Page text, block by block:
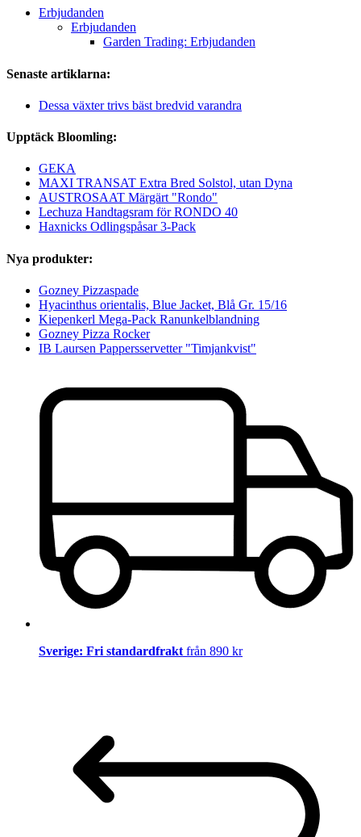
Erbjudanden
Erbjudanden
Garden Trading: Erbjudanden
Senaste artiklarna:
Dessa växter trivs bäst bredvid varandra
Upptäck Bloomling:
GEKA
MAXI TRANSAT Extra Bred Solstol, utan Dyna
AUSTROSAAT Märgärt "Rondo"
Lechuza Handtagsram för RONDO 40
Haxnicks Odlingspåsar 3-Pack
Nya produkter:
Gozney Pizzaspade
Hyacinthus orientalis, Blue Jacket, Blå Gr. 15/16
Kiepenkerl Mega-Pack Ranunkelblandning
Gozney Pizza Rocker
IB Laursen Pappersservetter "Timjankvist"
Sverige: Fri standardfrakt från 890 kr